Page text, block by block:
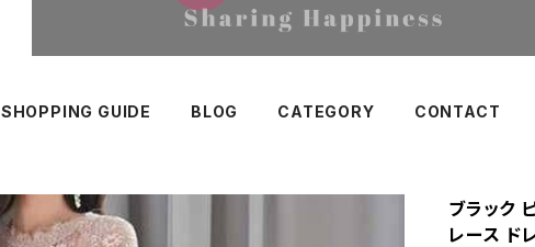
SHOPPING GUIDE BLOG CATEGORY CONTACT
ブラック
レース ド